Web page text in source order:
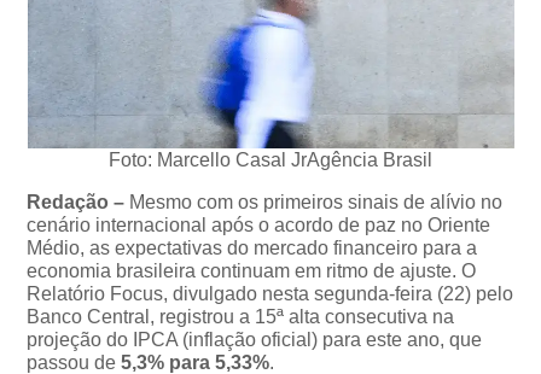
Foto: Marcello Casal JrAgência Brasil
Redação – Mesmo com os primeiros sinais de alívio no
cenário internacional após o acordo de paz no Oriente
Médio, as expectativas do mercado financeiro para a
economia brasileira continuam em ritmo de ajuste. O
Relatório Focus, divulgado nesta segunda-feira (22) pelo
Banco Central, registrou a 15ª alta consecutiva na
projeção do IPCA (inflação oficial) para este ano, que
passou de5,3% para 5,33%.